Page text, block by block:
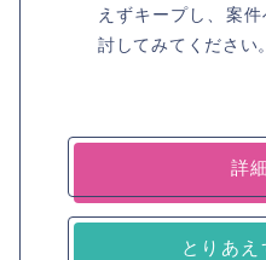
えずキープし、案
討してみてください。
詳
とりあ